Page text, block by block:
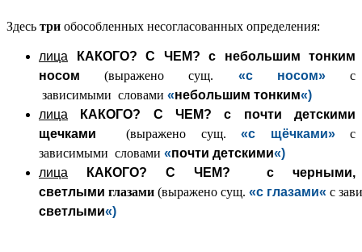
Здесь три обособленных несогласованных определения:
лица КАКОГО? С ЧЕМ? с небольшим тонким
носом(выражено сущ. «с носом»с
зависимыми словами «небольшим тонким«)
лица
КАКОГО? С ЧЕМ? с почти детскими
щечками
(выражено сущ. «с щёчками» с
зависимыми словами «почти детскими«)
лица
КАКОГО? С ЧЕМ? счерными,
светлыми глазами (выражено сущ. «с глазами« с
светлыми«)